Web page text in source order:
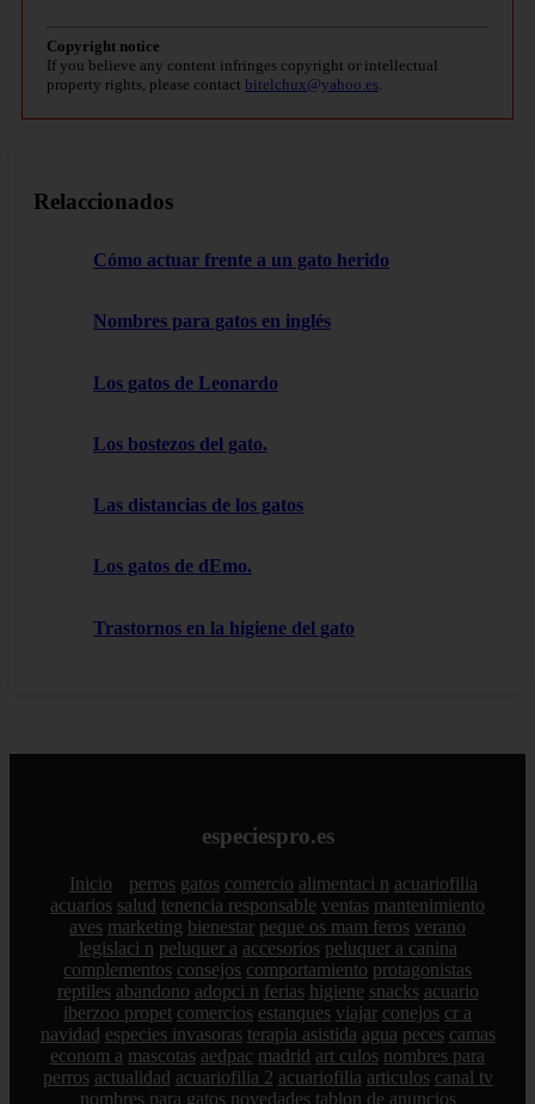
Copyright notice
If you believe any content infringes copyright or intellectual
property rights, please contact bitelchux@yahoo.es
Relaccionados
Cómo actuar frente a un gato herido
Nombres para gatos en inglés
Los gatos de Leonardo
Los bostezos del gato.
Las distancias de los gatos
Los gatos de dEmo.
Trastornos en la higiene del gato
especiespro.es
Inicio perros gatos comercio alimentaci n acuariofilia
acuarios salud tenencia responsable ventas mantenimiento
aves marketing bienestar peque os mam feros verano
legislaci n peluquer a accesorios peluquer a canina
complementos consejos comportamiento protagonistas
reptiles abandono adopci n ferias higiene snacks acuario
iberzoo propet comercios estanques viajar conejos cr a
navidad especies invasoras terapia asistida agua peces camas
econom a mascotas aedpac madrid art culos nombres para
perros actualidad acuariofilia 2 acuariofilia articulos canal tv
nombres para gatos novedades tablon de anuncios